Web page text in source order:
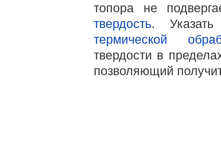
топора не
твердость.
термической
твердости в
позволяющий